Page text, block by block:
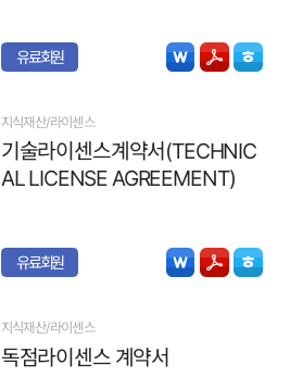
유료회원
지식재산/라이센스
기술라이센스계약서(TECHNIC
AL LICENSE AGREEMENT)
유료회원
지식재산/라이센스
독점라이센스 계약서